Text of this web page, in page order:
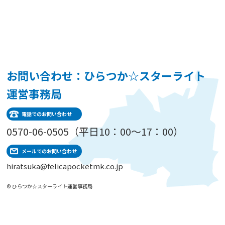
お問い合わせ：ひらつか☆スターライト
運営事務局
電話でのお問い合わせ
0570-06-0505（平日10：00～17：00）
メールでのお問い合わせ
hiratsuka@felicapocketmk.co.jp
© ひらつか☆スターライト運営事務局